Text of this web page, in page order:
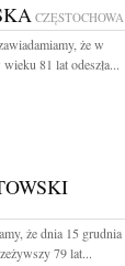
CZĘSTOCHOWA
że w
81 lat odeszła...
że dnia 15 grudnia
79 lat...